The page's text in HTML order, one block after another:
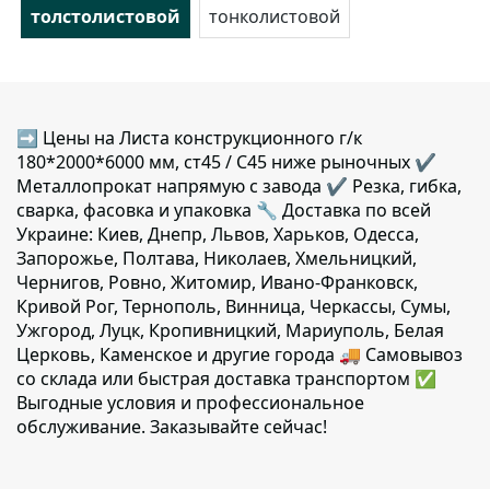
толстолистовой
тонколистовой
➡ Цены на Листа конструкционного г/к
180*2000*6000 мм, ст45 / C45 ниже рыночных ✔️
Металлопрокат напрямую с завода ✔️ Резка, гибка,
сварка, фасовка и упаковка 🔧 Доставка по всей
Украине: Киев, Днепр, Львов, Харьков, Одесса,
Запорожье, Полтава, Николаев, Хмельницкий,
Чернигов, Ровно, Житомир, Ивано-Франковск,
Кривой Рог, Тернополь, Винница, Черкассы, Сумы,
Ужгород, Луцк, Кропивницкий, Мариуполь, Белая
Церковь, Каменское и другие города 🚚 Самовывоз
со склада или быстрая доставка транспортом ✅
Выгодные условия и профессиональное
обслуживание. Заказывайте сейчас!